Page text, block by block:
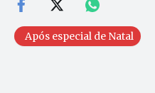
Após especial de Natal